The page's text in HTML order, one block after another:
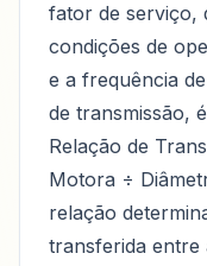
fator de serviço,
condições de
e a frequência
de transmissão,
Relação de
Motora ÷
relação
transferida entre